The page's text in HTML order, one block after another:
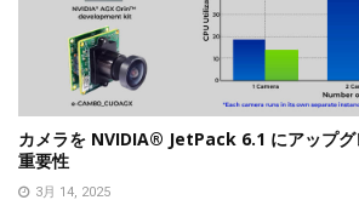
カメラを NVIDIA® JetPack 6.1 にアップグ
重要性
3月 14, 2025